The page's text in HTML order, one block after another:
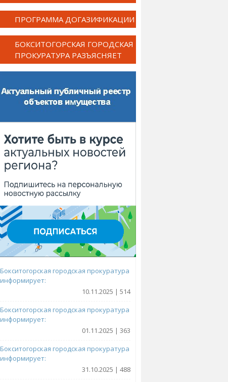
ПРОГРАММА ДОГАЗИФИКАЦИИ
БОКСИТОГОРСКАЯ ГОРОДСКАЯ
ПРОКУРАТУРА РАЗЪЯСНЯЕТ
Бокситогорская городская прокуратура
информирует:
10.11.2025 | 514
Бокситогорская городская прокуратура
информирует:
01.11.2025 | 363
Бокситогорская городская прокуратура
информирует:
31.10.2025 | 488